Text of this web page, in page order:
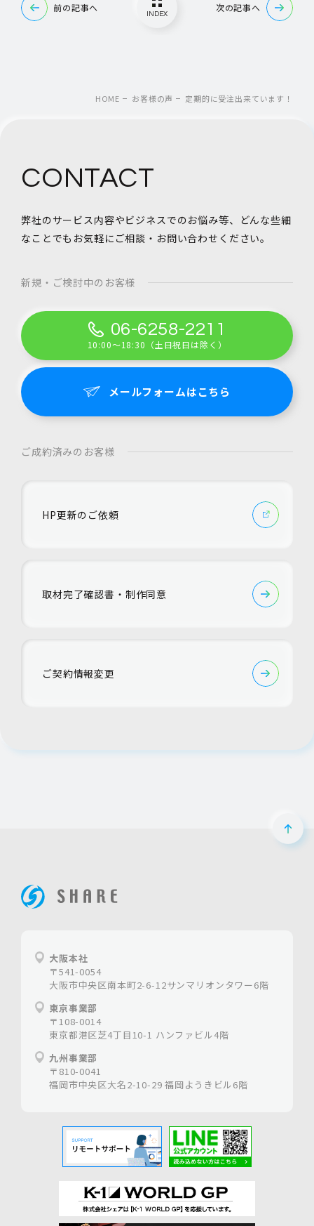
前の記事へ
INDEX
次の記事へ
HOME お客様の声 定期的に受注出来ています！
CONTACT
弊社のサービス内容やビジネスでのお悩み等、
どんな些細
なことでもお気軽にご相談・お問い合わせください。
新規・ご検討中のお客様
06-6258-2211
10:00～18:30（土日祝日は除く）
メールフォームはこちら
ご成約済みのお客様
HP更新のご依頼
取材完了確認書・制作同意
ご契約情報変更
ペー
大阪本社
〒541-0054
大阪市中央区南本町2-6-12サンマリオンタワー6階
東京事業部
〒108-0014
東京都港区芝4丁目10-1 ハンファビル4階
九州事業部
〒810-0041
福岡市中央区大名2-10-29 福岡ようきビル6階